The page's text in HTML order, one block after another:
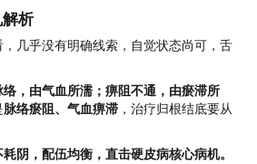
析
几乎没有明确线索，自觉状态尚可，舌
络，由气血所濡；痹阻不通，由瘀滞所
脉络瘀阻、气血痹滞 ，治疗归根结底要从
阴 ，配伍均衡，直击硬皮病核心病机。